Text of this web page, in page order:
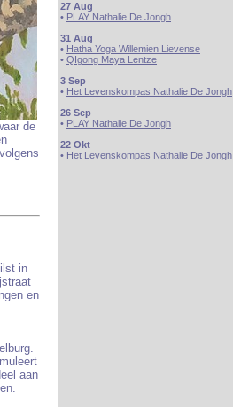
de
in
en
aan
27 Aug
• PLAY Nathalie De Jongh
31 Aug
• Hatha Yoga Willemien Lievense
• QIgong Maya Lentze
3 Sep
• Het Levenskompas Nathalie De Jongh
26 Sep
• PLAY Nathalie De Jongh
22 Okt
• Het Levenskompas Nathalie De Jongh